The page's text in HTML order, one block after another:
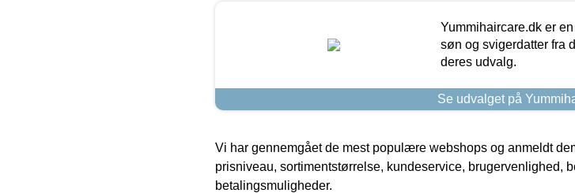
Yummihaircare.dk er
søn og svigerdatter fra
deres udvalg.
Se udvalget på
Vi har gennemgået de mest populære webshops og anmeldt
prisniveau, sortimentstørrelse, kundeservice, brugervenlighed,
betalingsmuligheder.